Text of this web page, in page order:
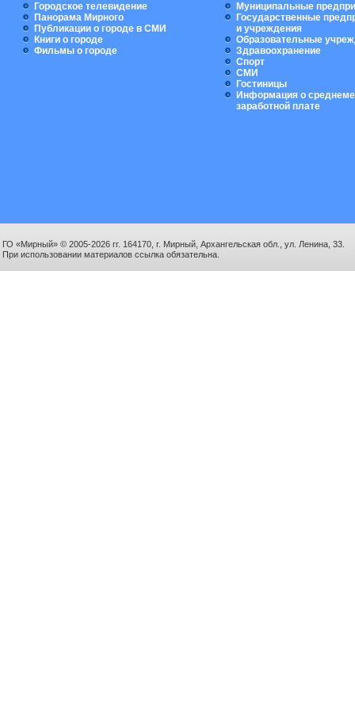
Городское телевидение
Панорама Мирного
Публикации о городе в СМИ
Книги о городе
Фильмы о городе
Муниципальные
Государственные
и учреждения
Образовательные
Здравоохранение
Спорт
СМИ
Гостиницы
Информация о
заработной плате
ГО «Мирный» © 2005-2026 гг. 164170, г. Мирный, Архангельская обл., ул. Ленина, 33.
При использовании материалов ссылка обязательна.